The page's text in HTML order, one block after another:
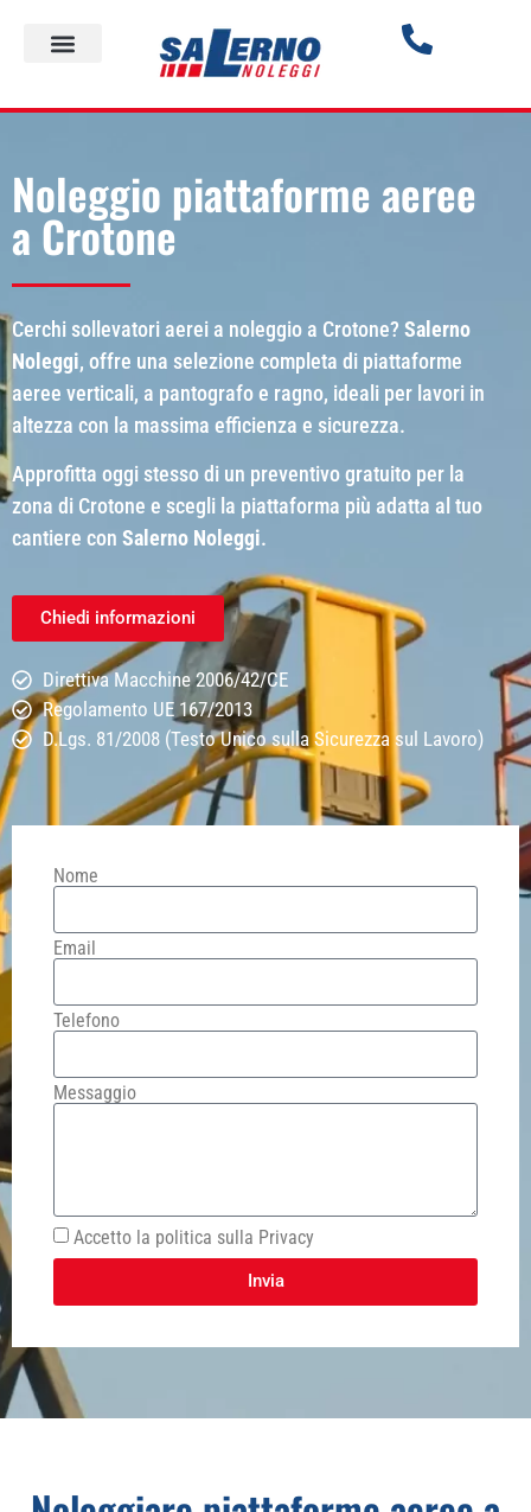
Noleggio piattaforme aeree
a Crotone
Cerchi sollevatori aerei a noleggio a Crotone? Salerno
Noleggi, offre una selezione completa di piattaforme
aeree verticali, a pantografo e ragno, ideali per lavori in
altezza con la massima efficienza e sicurezza.
Approfitta oggi stesso di un preventivo gratuito per la
zona di Crotone e scegli la piattaforma più adatta al tuo
cantiere con Salerno Noleggi.
Chiedi informazioni
Direttiva Macchine 2006/42/CE
Regolamento UE 167/2013
D.Lgs. 81/2008 (Testo Unico sulla Sicurezza sul Lavoro)
Nome
Email
Telefono
Messaggio
Accetto la politica sulla Privacy
Invia